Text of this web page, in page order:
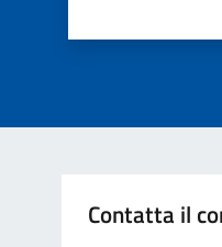
Contatta il